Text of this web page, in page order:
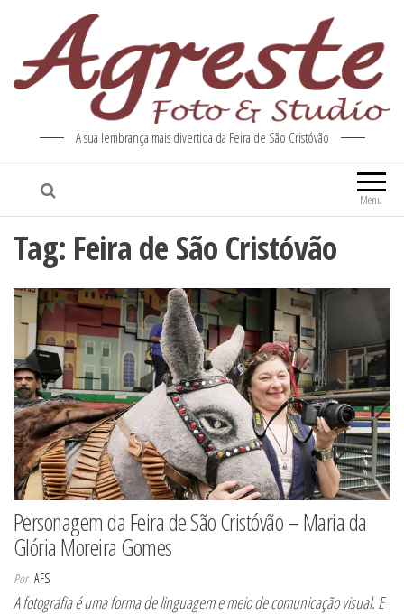
A sua lembrança mais divertida da Feira de São Cristóvão
Menu
Tag: Feira de São Cristóvão
Personagem da Feira de São Cristóvão – Maria da
Glória Moreira Gomes
Por AFS
A fotografia é uma forma de linguagem e meio de comunicação visual. E